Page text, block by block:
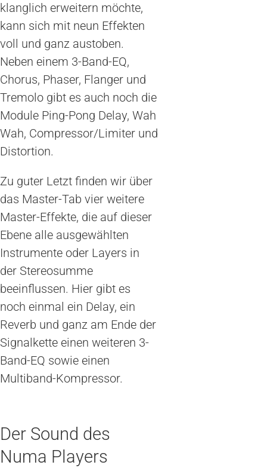
klanglich erweitern möchte,
kann sich mit neun Effekten
voll und ganz austoben.
Neben einem 3-Band-EQ,
Chorus, Phaser, Flanger und
Tremolo gibt es auch noch die
Module Ping-Pong Delay, Wah
Wah, Compressor/Limiter und
Distortion.
Zu guter Letzt finden wir über
das Master-Tab vier weitere
Master-Effekte, die auf dieser
Ebene alle ausgewählten
Instrumente oder Layers in
der Stereosumme
beeinflussen. Hier gibt es
noch einmal ein Delay, ein
Reverb und ganz am Ende der
Signalkette einen weiteren 3-
Band-EQ sowie einen
Multiband-Kompressor.
Der Sound des
Numa Players